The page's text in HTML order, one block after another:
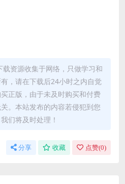
资源收集于网络，只做学习和
，请在下载后24小时之内自觉
正版，由于未及时购买和付费
。本站发布的内容若侵犯到您
们将及时处理！
分享 收藏 点赞(0)